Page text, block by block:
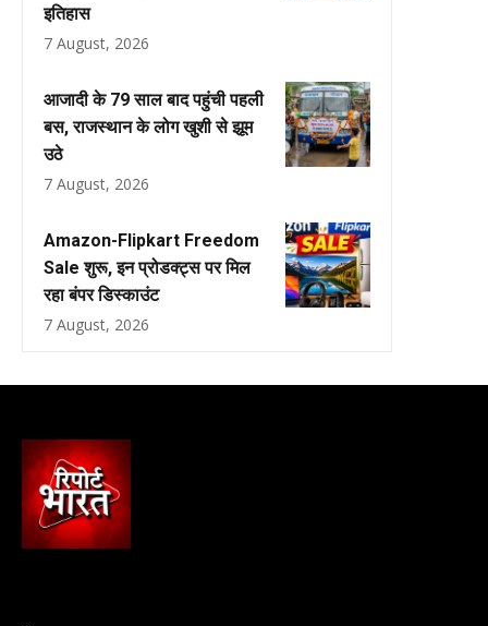
इतिहास
7 August, 2026
आजादी के 79 साल बाद पहुंची पहली
बस, राजस्थान के लोग खुशी से झूम
उठे
7 August, 2026
Amazon-Flipkart Freedom
Sale शुरू, इन प्रोडक्ट्स पर मिल
रहा बंपर डिस्काउंट
7 August, 2026